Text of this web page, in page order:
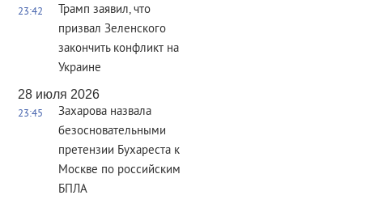
23:42
Трамп заявил, что
призвал Зеленского
закончить конфликт на
Украине
28 июля 2026
23:45
Захарова назвала
безосновательными
претензии Бухареста к
Москве по российским
БПЛА